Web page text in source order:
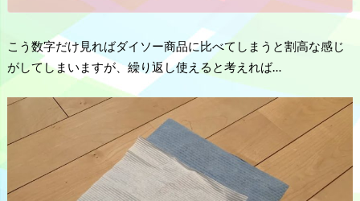
こう数字だけ見ればダイソー商品に比べてしまうと割高な感じ
がしてしまいますが、繰り返し使えると考えれば…